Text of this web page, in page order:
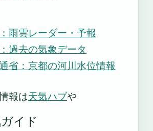
雨雲レーダー・予報
過去の気象データ
省：京都の河川水位情報
報は天気ハブや
イド